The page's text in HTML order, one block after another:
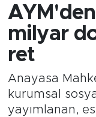
AYM'den
milyar
ret
Anayasa
kurumsal
yayımlanan,